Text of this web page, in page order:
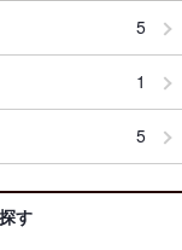
5
1
5
す